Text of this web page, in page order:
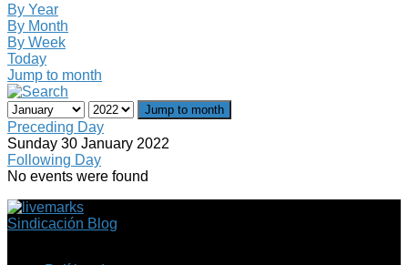
By Year
By Month
By Week
Today
Jump to month
Jump to month
Preceding Day
Sunday 30 January 2022
Following Day
No events were found
Sindicación Blog